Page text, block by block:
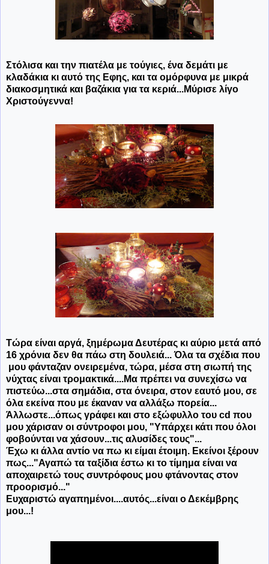
Στόλισα και την πιατέλα με τούγιες, ένα δεμάτι με
κλαδάκια κι αυτό της Εφης, και τα ομόρφυνα με μικρά
διακοσμητικά και βαζάκια για τα κεριά...Μύρισε λίγο
Χριστούγεννα!
Τώρα είναι αργά, ξημέρωμα Δευτέρας κι αύριο μετά από
16 χρόνια δεν θα πάω στη δουλειά... Όλα τα σχέδια που
μου φάνταζαν ονειρεμένα, τώρα, μέσα στη σιωπή της
νύχτας είναι τρομακτικά....Μα πρέπει να συνεχίσω να
πιστεύω...στα σημάδια, στα όνειρα, στον εαυτό μου, σε
όλα εκείνα που με έκαναν να αλλάξω πορεία...
Άλλωστε...όπως γράφει και στο εξώφυλλο του cd που
μου χάρισαν οι σύντροφοι μου, "Υπάρχει κάτι που όλοι
φοβούνται να χάσουν...τις αλυσίδες τους"...
Έχω κι άλλα αντίο να πω κι είμαι έτοιμη. Εκείνοι ξέρουν
πως..."Αγαπώ τα ταξίδια έστω κι το τίμημα είναι να
αποχαιρετώ τους συντρόφους μου φτάνοντας στον
προορισμό..."
Ευχαριστώ αγαπημένοι....αυτός...είναι ο Δεκέμβρης
μου...!